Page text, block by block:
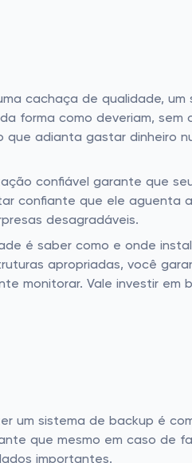
cachaça de qualidade, um
forma como deveriam, sem
adianta gastar dinheiro
confiável garante que
confiante que ele aguenta a
desagradáveis.
é saber como e onde
apropriadas, você
monitorar. Vale investir em
um sistema de backup é
que mesmo em caso de
importantes.